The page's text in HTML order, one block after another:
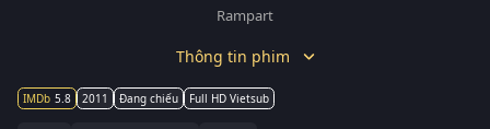
Rampart
Thông tin phim
5.8 2011 Đang chiếu Full HD Vietsub